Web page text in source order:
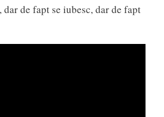
de fapt se iubesc, dar de fapt